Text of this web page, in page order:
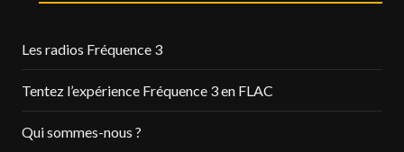
Les radios Fréquence 3
Tentez l’expérience Fréquence 3 en FLAC
Qui sommes-nous ?